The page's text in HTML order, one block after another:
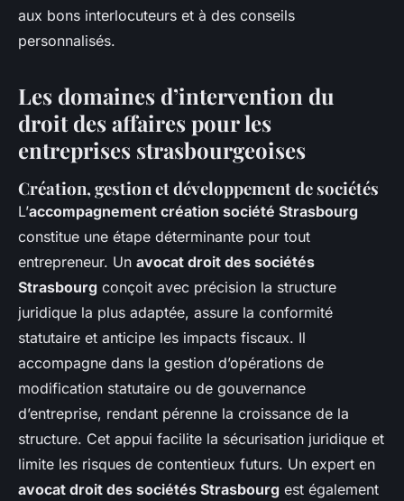
aux bons interlocuteurs et à des conseils
personnalisés.
Les domaines d’intervention du
droit des affaires pour les
entreprises strasbourgeoises
Création, gestion et développement de sociétés
L’accompagnement création société Strasbourg
constitue une étape déterminante pour tout
entrepreneur. Un avocat droit des sociétés
Strasbourg conçoit avec précision la structure
juridique la plus adaptée, assure la conformité
statutaire et anticipe les impacts fiscaux. Il
accompagne dans la gestion d’opérations de
modification statutaire ou de gouvernance
d’entreprise, rendant pérenne la croissance de la
structure. Cet appui facilite la sécurisation juridique et
limite les risques de contentieux futurs. Un expert en
avocat droit des sociétés Strasbourg est également